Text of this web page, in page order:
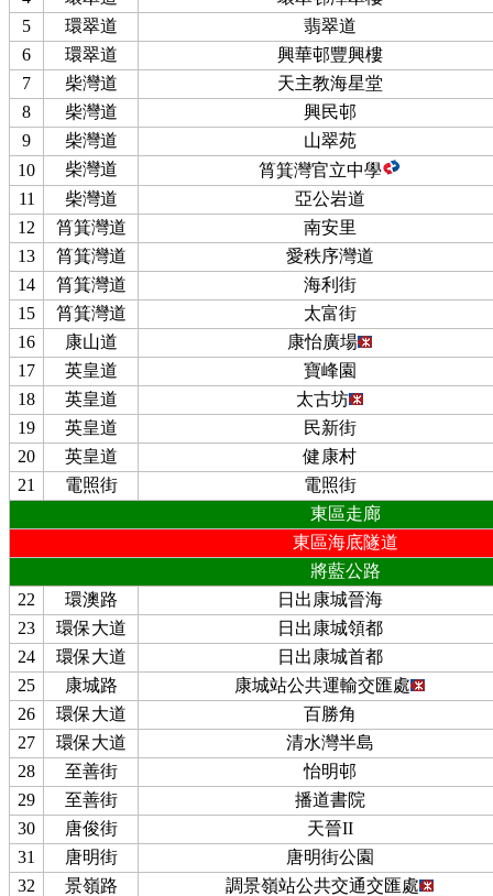
5
環翠道
翡翠道
6
環翠道
興華邨豐興樓
7
柴灣道
天主教海星堂
8
柴灣道
興民邨
9
柴灣道
山翠苑
10
柴灣道
筲箕灣官立中學
11
柴灣道
亞公岩道
12
筲箕灣道
南安里
13
筲箕灣道
愛秩序灣道
14
筲箕灣道
海利街
15
筲箕灣道
太富街
16
康山道
康怡廣場
17
英皇道
寶峰園
18
英皇道
太古坊
19
英皇道
民新街
20
英皇道
健康村
21
電照街
電照街
東區走廊
東區海底隧道
將藍公路
22
環澳路
日出康城晉海
23
環保大道
日出康城領都
24
環保大道
日出康城首都
25
康城路
康城站公共運輸交匯處
26
環保大道
百勝角
27
環保大道
清水灣半島
28
至善街
怡明邨
29
至善街
播道書院
30
唐俊街
天晉II
31
唐明街
唐明街公園
32
景嶺路 調景嶺站公共交通交匯處